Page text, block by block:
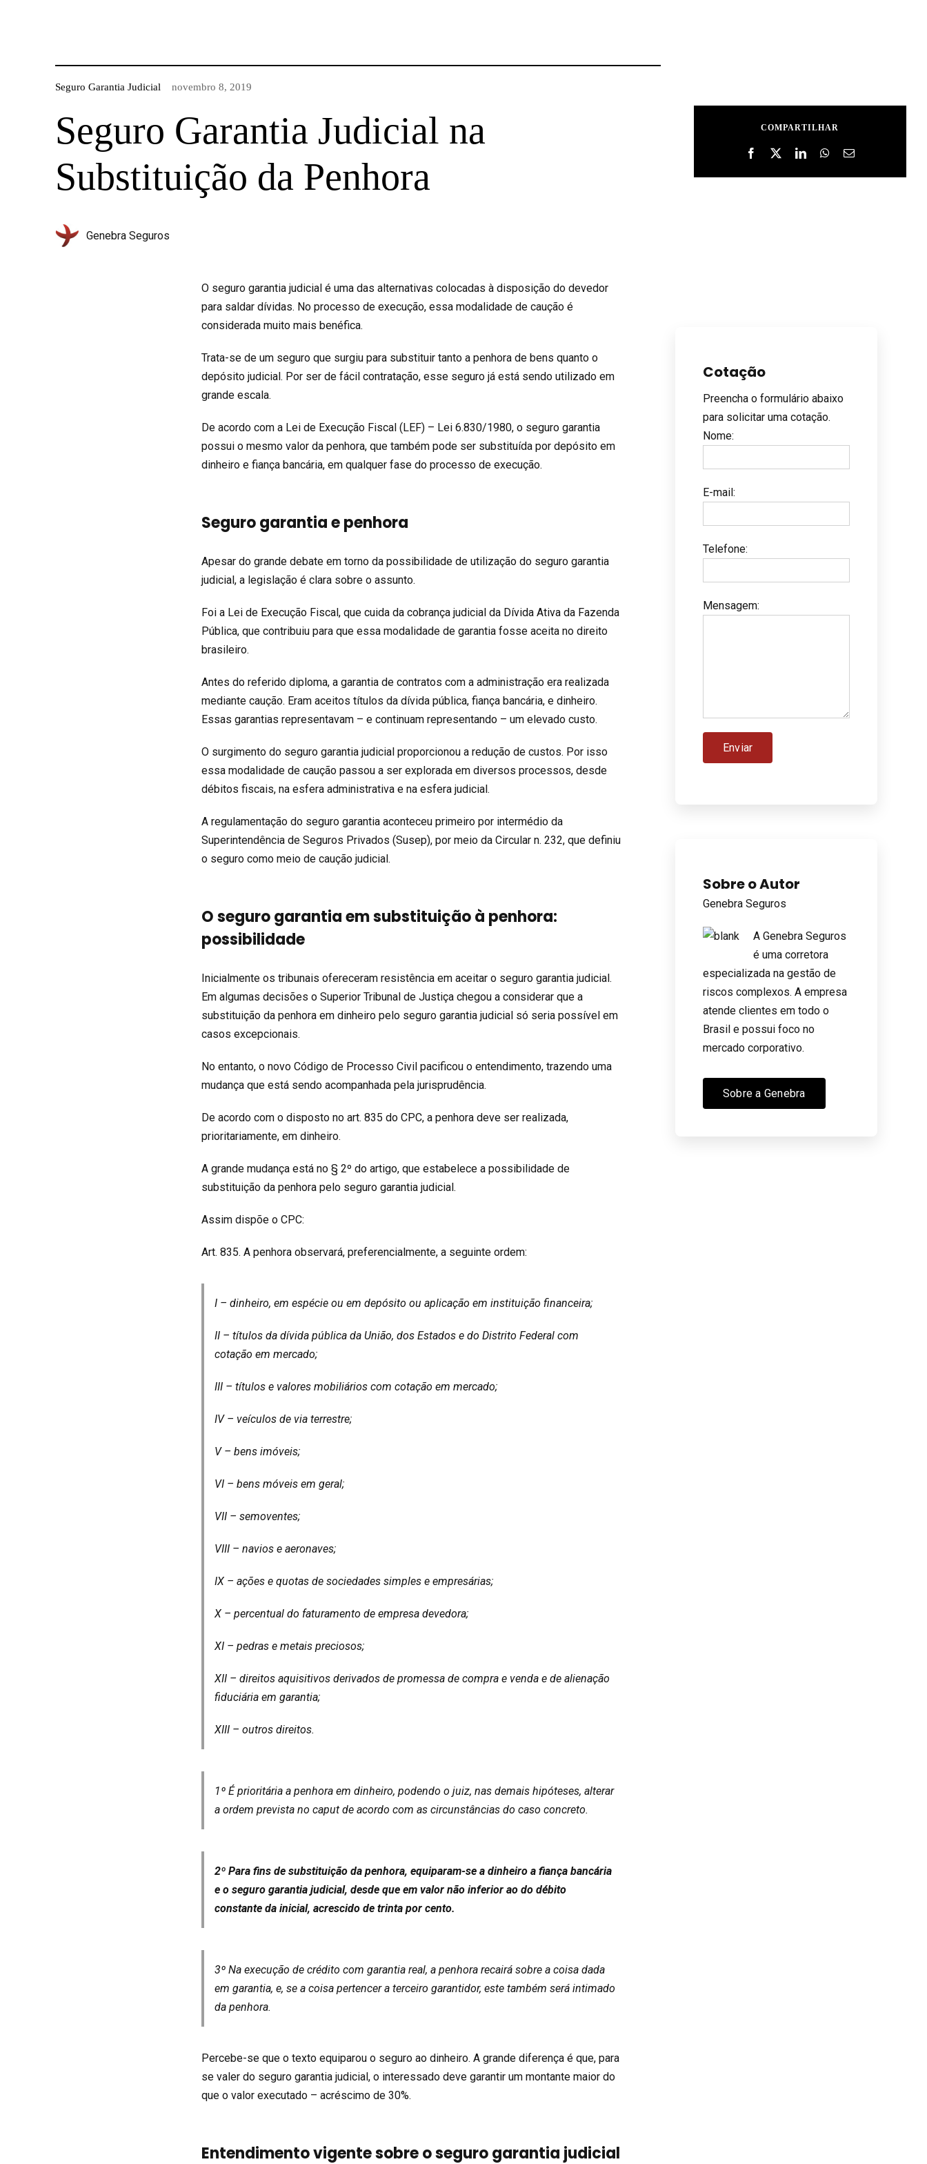
Seguro Garantia Judicial novembro 8, 2019
Seguro Garantia Judicial na
Substituição da Penhora
Genebra Seguros
COMPARTILHAR
O seguro garantia judicial é uma das alternativas colocadas à disposição do devedor
para saldar dívidas. No processo de execução, essa modalidade de caução é
considerada muito mais benéfica.
Trata-se de um seguro que surgiu para substituir tanto a penhora de bens quanto o
depósito judicial. Por ser de fácil contratação, esse seguro já está sendo utilizado em
grande escala.
De acordo com a Lei de Execução Fiscal (LEF) – Lei 6.830/1980, o seguro garantia
possui o mesmo valor da penhora, que também pode ser substituída por depósito em
dinheiro e fiança bancária, em qualquer fase do processo de execução.
Seguro garantia e penhora
Apesar do grande debate em torno da possibilidade de utilização do seguro garantia
judicial, a legislação é clara sobre o assunto.
Foi a Lei de Execução Fiscal, que cuida da cobrança judicial da Dívida Ativa da Fazenda
Pública, que contribuiu para que essa modalidade de garantia fosse aceita no direito
brasileiro.
Antes do referido diploma, a garantia de contratos com a administração era realizada
mediante caução. Eram aceitos títulos da dívida pública, fiança bancária, e dinheiro.
Essas garantias representavam – e continuam representando – um elevado custo.
O surgimento do seguro garantia judicial proporcionou a redução de custos. Por isso
essa modalidade de caução passou a ser explorada em diversos processos, desde
débitos fiscais, na esfera administrativa e na esfera judicial.
A regulamentação do seguro garantia aconteceu primeiro por intermédio da
Superintendência de Seguros Privados (Susep), por meio da Circular n. 232, que definiu
o seguro como meio de caução judicial.
O seguro garantia em substituição à penhora:
possibilidade
Inicialmente os tribunais ofereceram resistência em aceitar o seguro garantia judicial.
Em algumas decisões o Superior Tribunal de Justiça chegou a considerar que a
substituição da penhora em dinheiro pelo seguro garantia judicial só seria possível em
casos excepcionais.
No entanto, o novo Código de Processo Civil pacificou o entendimento, trazendo uma
mudança que está sendo acompanhada pela jurisprudência.
De acordo com o disposto no art. 835 do CPC, a penhora deve ser realizada,
prioritariamente, em dinheiro.
A grande mudança está no § 2º do artigo, que estabelece a possibilidade de
substituição da penhora pelo seguro garantia judicial.
Assim dispõe o CPC:
Art. 835. A penhora observará, preferencialmente, a seguinte ordem:
I – dinheiro, em espécie ou em depósito ou aplicação em instituição financeira;
II – títulos da dívida pública da União, dos Estados e do Distrito Federal com
cotação em mercado;
III – títulos e valores mobiliários com cotação em mercado;
IV – veículos de via terrestre;
V – bens imóveis;
VI – bens móveis em geral;
VII – semoventes;
VIII – navios e aeronaves;
IX – ações e quotas de sociedades simples e empresárias;
X – percentual do faturamento de empresa devedora;
XI – pedras e metais preciosos;
XII – direitos aquisitivos derivados de promessa de compra e venda e de alienação
fiduciária em garantia;
XIII – outros direitos.
1º É prioritária a penhora em dinheiro, podendo o juiz, nas demais hipóteses, alterar
a ordem prevista no caput de acordo com as circunstâncias do caso concreto.
2º Para fins de substituição da penhora, equiparam-se a dinheiro a fiança bancária
e o seguro garantia judicial, desde que em valor não inferior ao do débito
constante da inicial, acrescido de trinta por cento.
3º Na execução de crédito com garantia real, a penhora recairá sobre a coisa dada
em garantia, e, se a coisa pertencer a terceiro garantidor, este também será intimado
da penhora.
Percebe-se que o texto equiparou o seguro ao dinheiro. A grande diferença é que, para
se valer do seguro garantia judicial, o interessado deve garantir um montante maior do
que o valor executado – acréscimo de 30%.
Entendimento vigente sobre o seguro garantia judicial
Cotação
Preencha o formulário abaixo
para solicitar uma cotação.
Nome:
E-mail:
Telefone:
Mensagem:
Sobre o Autor
Genebra Seguros
A Genebra Seguros
é uma corretora
especializada na gestão de
riscos complexos. A empresa
atende clientes em todo o
Brasil e possui foco no
mercado corporativo.
Sobre a Genebra